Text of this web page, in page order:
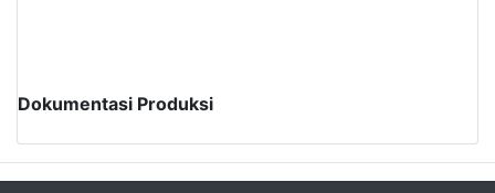
Logout
Dokumentasi Produksi